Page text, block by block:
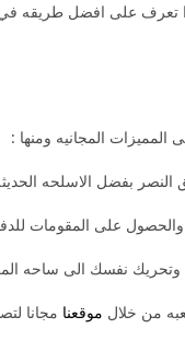
تعرف على افضل طريقه
المجانيه ومنها :
النصر بفضل الاسلحه
وتحريك نفسك الى ساحه
موقعنا مجانا